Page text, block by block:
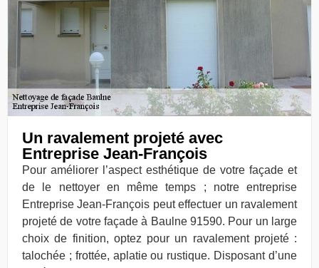
Un ravalement projeté avec
Entreprise Jean-François
Pour améliorer l’aspect esthétique de votre façade et
de le nettoyer en même temps ; notre entreprise
Entreprise Jean-François peut effectuer un ravalement
projeté de votre façade à Baulne 91590. Pour un large
choix de finition, optez pour un ravalement projeté :
talochée ; frottée, aplatie ou rustique. Disposant d’une